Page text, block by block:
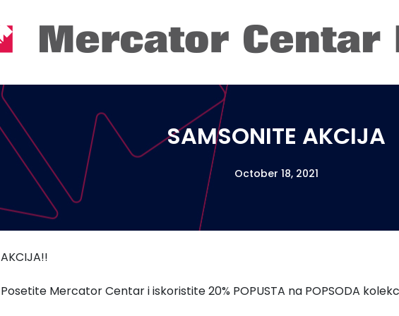
SAMSONITE AKCIJA
October 18, 2021
AKCIJA!!
Posetite Mercator Centar i iskoristite 20% POPUSTA na POPSODA